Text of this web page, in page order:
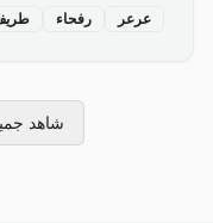
عرعر رفحاء
شاهد